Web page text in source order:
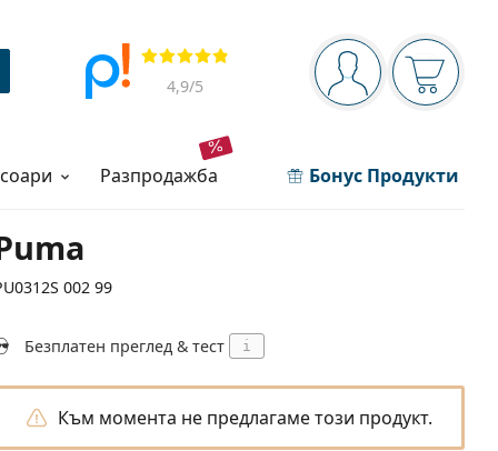
Navigation panel
Вие сте вписани
Прегледи
4,9/5
разпродажба Бонус Продукти
002 99
Безплатен преглед & тест i
Към момента не предлагаме този продукт.